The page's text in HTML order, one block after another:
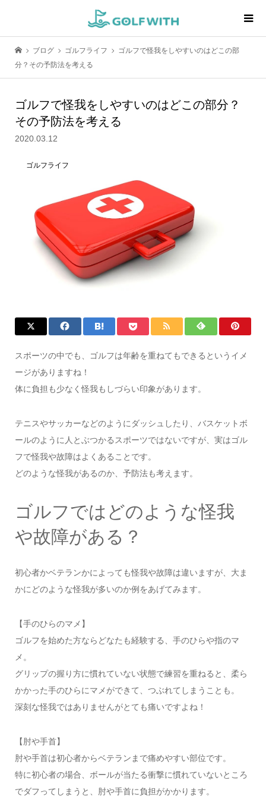
ブログ ゴルフライフ
ゴルフで怪我をしやすいのはどこの部
分？その予防法を考える
ゴルフで怪我をしやすいのはどこの部分？
その予防法を考える
2020.03.12
ゴルフライフ
スポーツの中でも、ゴルフは年齢を重ねてもできるというイメ
ージがありますね！
体に負担も少なく怪我もしづらい印象があります。
テニスやサッカーなどのようにダッシュしたり、バスケットボ
ールのように人とぶつかるスポーツではないですが、実はゴル
フで怪我や故障はよくあることです。
どのような怪我があるのか、予防法も考えます。
ゴルフではどのような怪我
や故障がある？
初心者かベテランかによっても怪我や故障は違いますが、大ま
かにどのような怪我が多いのか例をあげてみます。
【手のひらのマメ】
ゴルフを始めた方ならどなたも経験する、手のひらや指のマ
メ。
グリップの握り方に慣れていない状態で練習を重ねると、柔ら
かかった手のひらにマメができて、つぶれてしまうことも。
深刻な怪我ではありませんがとても痛いですよね！
【肘や手首】
肘や手首は初心者からベテランまで痛めやすい部位です。
特に初心者の場合、ボールが当たる衝撃に慣れていないところ
でダフってしまうと、肘や手首に負担がかかります。